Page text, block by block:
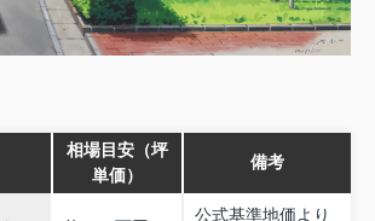
相場目安（坪
単価）
備考
公式基準地価より